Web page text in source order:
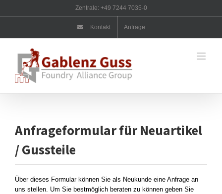
Inhalt
Zentrale: +49 7244 7035-0
Kontakt Anfrage
Anfrageformular für Neuartikel
/ Gussteile
Über dieses Formular können Sie als Neukunde eine Anfrage an
uns stellen. Um Sie bestmöglich beraten zu können geben Sie